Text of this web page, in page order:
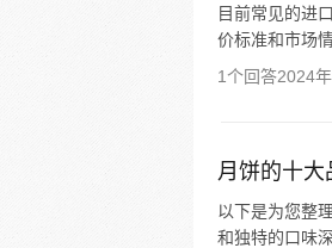
目前常见的进
价标准和市场
1个回答2024
月饼的十大
以下是为您整
和独特的口味